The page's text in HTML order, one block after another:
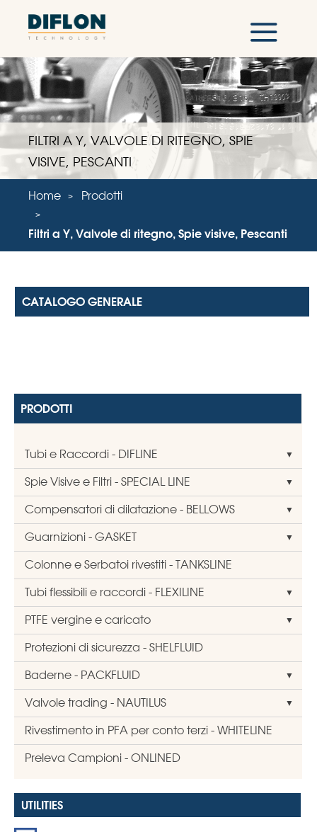
FILTRI A Y, VALVOLE DI RITEGNO, SPIE
VISIVE, PESCANTI
Home Prodotti
Filtri a Y, Valvole di ritegno, Spie visive, Pescanti
PRODOTTI
Tubi e Raccordi - DIFLINE
Spie Visive e Filtri - SPECIAL LINE
Compensatori di dilatazione - BELLOWS
Guarnizioni - GASKET
Colonne e Serbatoi rivestiti - TANKSLINE
Tubi flessibili e raccordi - FLEXILINE
PTFE vergine e caricato
Protezioni di sicurezza - SHELFLUID
Baderne - PACKFLUID
Valvole trading - NAUTILUS
Rivestimento in PFA per conto terzi - WHITELINE
Preleva Campioni - ONLINED